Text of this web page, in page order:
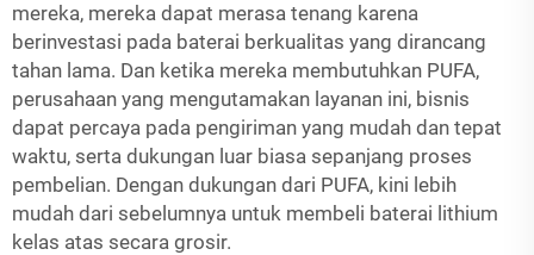
mereka, mereka dapat merasa tenang karena
berinvestasi pada baterai berkualitas yang dirancang
tahan lama. Dan ketika mereka membutuhkan PUFA,
perusahaan yang mengutamakan layanan ini, bisnis
dapat percaya pada pengiriman yang mudah dan tepat
waktu, serta dukungan luar biasa sepanjang proses
pembelian. Dengan dukungan dari PUFA, kini lebih
mudah dari sebelumnya untuk membeli baterai lithium
kelas atas secara grosir.